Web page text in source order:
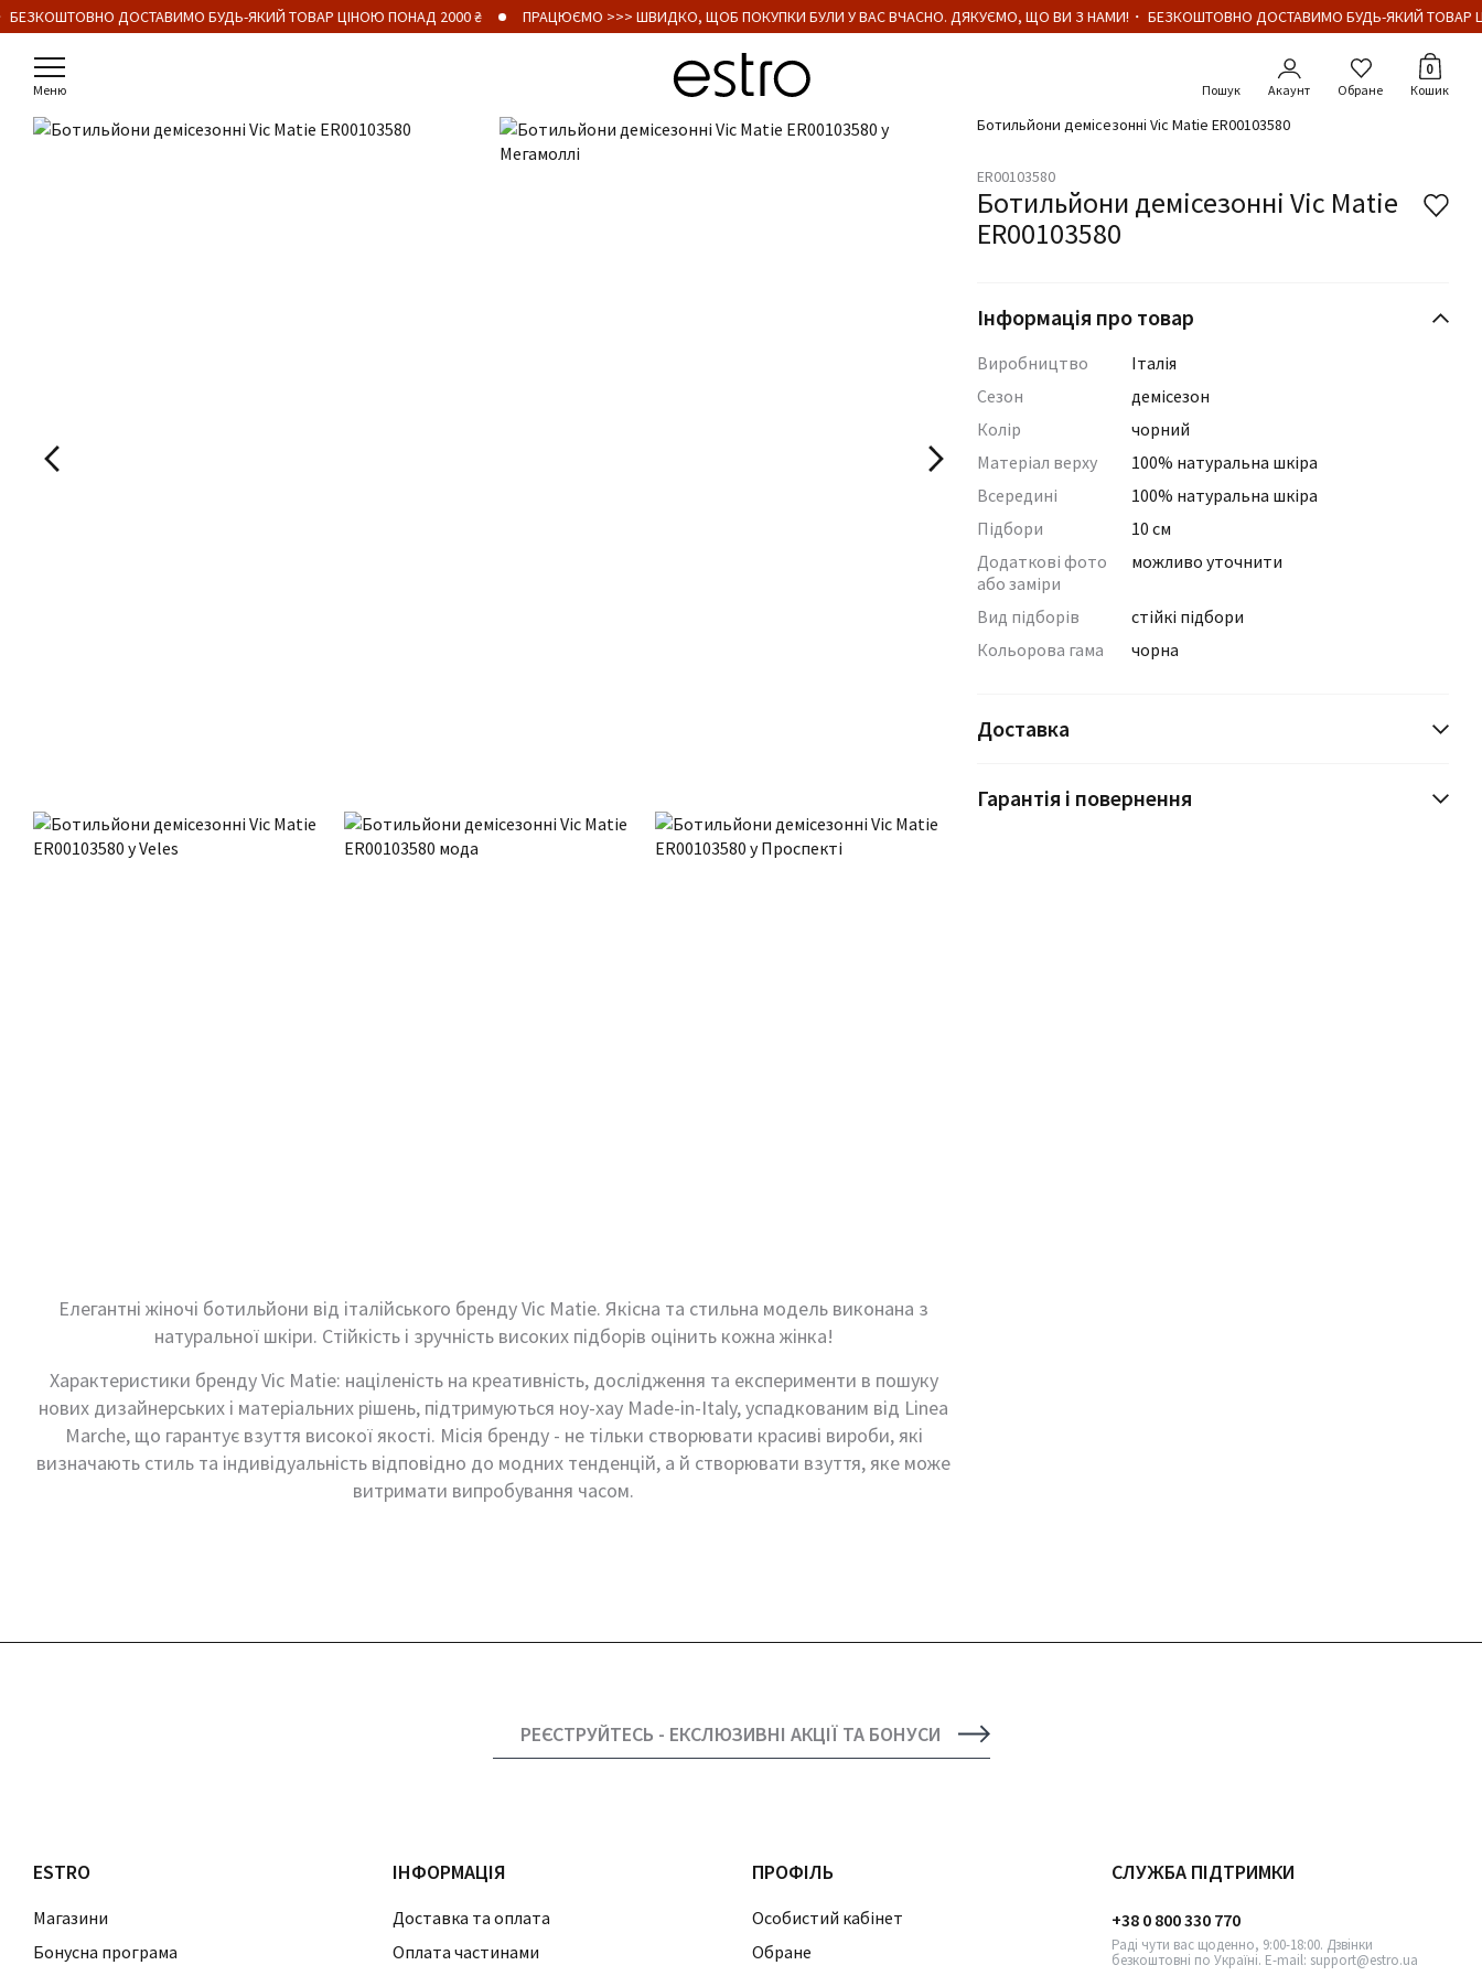
ДОСТАВИМО БУДЬ-ЯКИЙ ТОВАР ЦІНОЮ ПОНАД 2000 ₴ ПРАЦЮЄМО >>> ШВИДКО, ЩОБ ПОКУПКИ БУЛИ У ВАС ВЧАСНО. ДЯКУЄМО, ЩО ВИ З НАМИ!・ БЕЗКОШТОВНО ДОСТАВИМО БУДЬ-ЯКИЙ ТОВАР
Меню Акаунт Обране
0
Кошик
Ботильйони демісезонні Vic Matie ER00103580
ER00103580
Ботильйони демісезонні Vic Matie
ER00103580
Інформація про товар
Виробництво
Італія
Сезон
демісезон
Колір
чорний
Матеріал верху
100% натуральна шкіра
Всередині
100% натуральна шкіра
Підбори
10 см
Додаткові фото
або заміри
можливо уточнити
Вид підборів
стійкі підбори
Кольорова гама
чорна
Доставка
Гарантія і повернення
Елегантні жіночі ботильйони від італійського бренду Vic Matie. Якісна та стильна модель виконана з
натуральної шкіри. Стійкість і зручність високих підборів оцінить кожна жінка!
Характеристики бренду Vic Matie: націленість на креативність, дослідження та експерименти в пошуку
нових дизайнерських і матеріальних рішень, підтримуються ноу-хау Made-in-Italy, успадкованим від Linea
Marche, що гарантує взуття високої якості. Місія бренду - не тільки створювати красиві вироби, які
визначають стиль та індивідуальність відповідно до модних тенденцій, а й створювати взуття, яке може
витримати випробування часом.
РЕЄСТРУЙТЕСЬ - ЕКСЛЮЗИВНІ АКЦІЇ ТА БОНУСИ
ESTRO
Магазини
Бонусна програма
ІНФОРМАЦІЯ
Доставка та оплата
Оплата частинами
ПРОФІЛЬ
Особистий кабінет
Обране
СЛУЖБА ПІДТРИМКИ
+38 0 800 330 770
Раді чути вас щоденно, 9:00-18:00. Дзвінки
безкоштовні по Україні. E-mail: support@estro.ua